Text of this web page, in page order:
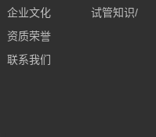
企业文化
资质荣誉
联系我们
试管知识/